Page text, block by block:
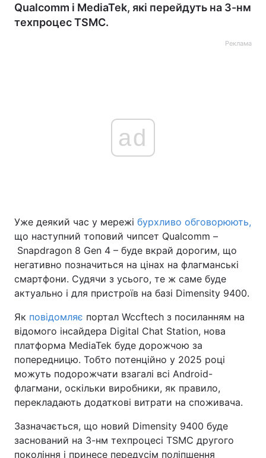
Qualcomm і MediaTek, які перейдуть на 3-нм
техпроцес TSMC.
Реклама
ad
Уже деякий час у мережі бурхливо обговорюють,
що наступний топовий чипсет Qualcomm –
Snapdragon 8 Gen 4 – буде вкрай дорогим, що
негативно позначиться на цінах на флагманські
смартфони. Судячи з усього, те ж саме буде
актуально і для пристроїв на базі Dimensity 9400.
Як повідомляє портал Wccftech з посиланням на
відомого інсайдера Digital Chat Station, нова
платформа MediaTek буде дорожчою за
попередницю. Тобто потенційно у 2025 році
можуть подорожчати взагалі всі Android-
флагмани, оскільки виробники, як правило,
перекладають додаткові витрати на споживача.
Зазначається, що новий Dimensity 9400 буде
заснований на 3-нм техпроцесі TSMC другого
покоління і принесе передусім поліпшення